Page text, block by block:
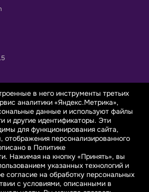
- Интернет-магазин "САРАФАНОВО"
в него инструменты третьих
аналитики «Яндекс.Метрика»,
данные и используют файлы
и другие идентификаторы. Эти
для функционирования сайта,
отображения персонализированного
в Политике
Нажимая на кнопку «Принять», вы
указанных технологий и
согласие на обработку персональных
с условиями, описанными в